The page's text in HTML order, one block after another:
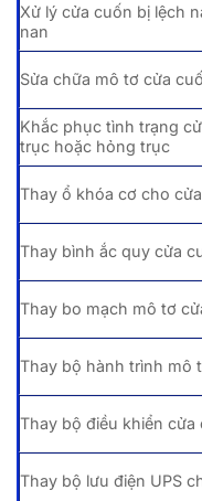
Xử lý cửa cuốn bị lệch
nan
Sửa chữa mô tơ cửa
Khắc phục tình trạng
trục hoặc hỏng trục
Thay ổ khóa cơ cho
Thay bình ắc quy cửa
Thay bo mạch mô tơ
Thay bộ hành trình mô
Thay bộ điều khiển cửa
Thay bộ lưu điện UPS